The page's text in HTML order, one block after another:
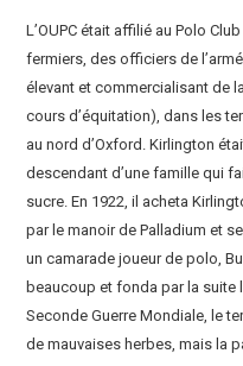
L’OUPC était affilié au Polo
fermiers, des officiers de
élevant et commercialisant de
cours d’équitation), dans les
au nord d’Oxford. Kirlington
descendant d’une famille qui
sucre. En 1922, il acheta
par le manoir de Palladium et
un camarade joueur de polo,
beaucoup et fonda par la suite
Seconde Guerre Mondiale, le
de mauvaises herbes, mais la